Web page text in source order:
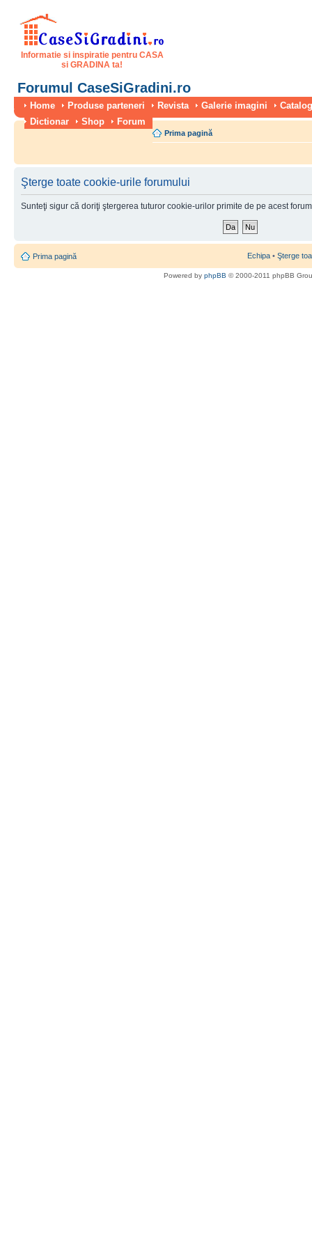
Informatie si inspiratie pentru CASA
si GRADINA ta!
Forumul CaseSiGradini.ro
Home Produse parteneri Revista Galerie imagini
Dictionar
Shop Forum
Prima pagină
Şterge toate cookie-urile forumului
Sunteţi sigur că doriţi ştergerea tuturor cookie-urilor primite de pe acest
Prima pagină Echipa • Şterge
Powered by phpBB © 2000-2011 phpBB